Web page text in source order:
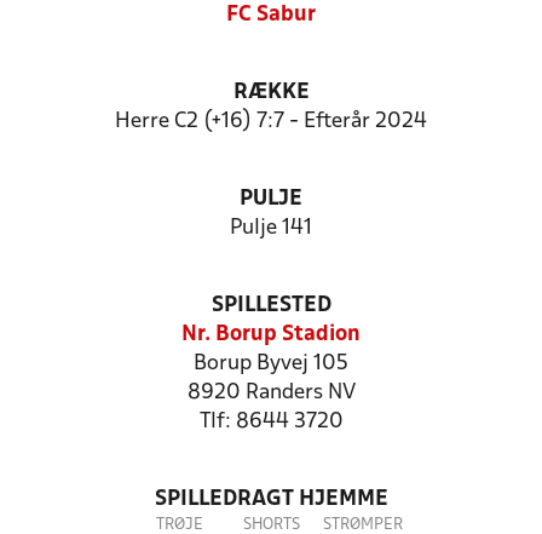
FC Sabur
RÆKKE
Herre C2 (+16) 7:7 - Efterår 2024
PULJE
Pulje 141
SPILLESTED
Nr. Borup Stadion
Borup Byvej 105
8920 Randers NV
Tlf: 8644 3720
SPILLEDRAGT HJEMME
TRØJE SHORTS STRØMPER